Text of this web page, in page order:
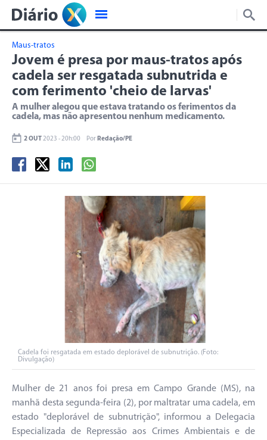
Maus-tratos
Jovem é presa por maus-tratos após
cadela ser resgatada subnutrida e
com ferimento 'cheio de larvas'
A mulher alegou que estava tratando os ferimentos da
cadela, mas não apresentou nenhum medicamento.
2 OUT2023 - 20h:00 Por Redação/PE
Cadela foi resgatada em estado deplorável de subnutrição. (Foto:
Divulgação)
Mulher de 21 anos foi presa em Campo Grande (MS), na
manhã desta segunda-feira (2), por maltratar uma cadela, em
estado "deplorável de subnutrição", informou a Delegacia
Especializada de Repressão aos Crimes Ambientais e de